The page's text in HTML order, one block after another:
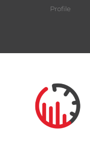
Profile